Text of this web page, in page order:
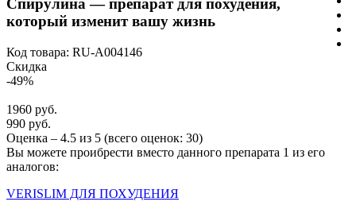
Спирулина — препарат для похудения,
который изменит вашу жизнь
Код товара: RU-A004146
Скидка
-49%
1960 руб.
990 руб.
Оценка – 4.5 из 5 (всего оценок: 30)
Вы можете проибрести вместо данного препарата 1 из его
аналогов:
VERISLIM ДЛЯ ПОХУДЕНИЯ